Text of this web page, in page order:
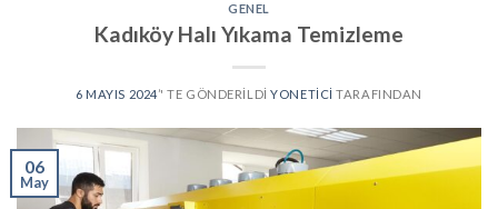
GENEL
Kadıköy Halı Yıkama Temizleme
6 MAYIS 2024’' TE GÖNDERILDI YONETICI TARAFINDAN
06
May